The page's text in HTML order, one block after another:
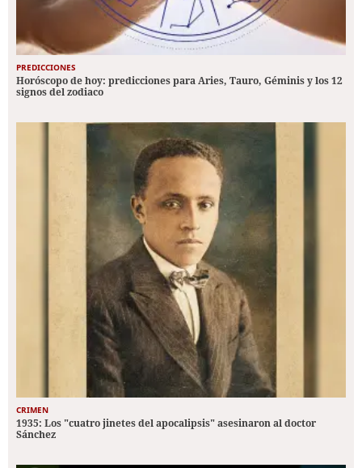
PREDICCIONES
Horóscopo de hoy: predicciones para Aries, Tauro, Géminis y los 12
signos del zodiaco
CRIMEN
1935: Los "cuatro jinetes del apocalipsis" asesinaron al doctor
Sánchez